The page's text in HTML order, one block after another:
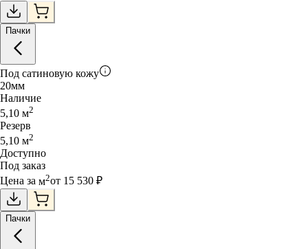
Пачки
Под сатиновую кожу
20мм
Наличие
5,10 м2
Резерв
5,10 м2
Доступно
Под заказ
Цена за м2от 15 530 ₽
Пачки